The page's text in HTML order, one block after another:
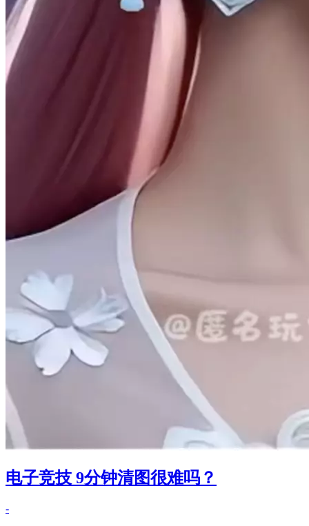
电子竞技 9分钟清图很难吗？
-